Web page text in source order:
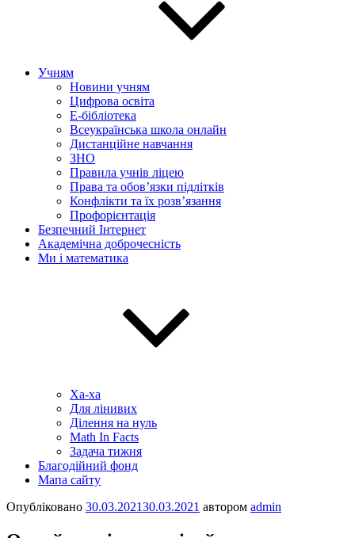
Учням
Новини учням
Цифрова освіта
E-бібліотека
Всеукраїнська школа онлайн
Дистанційне навчання
ЗНО
Правила учнів ліцею
Права та обов’язки підлітків
Конфлікти та їх розв’язання
Профорієнтація
Безпечний Інтернет
Академічна доброчесність
Ми і математика
Ха-ха
Для лінивих
Ділення на нуль
Math In Facts
Задача тижня
Благодійний фонд
Мапа сайту
Опубліковано 30.03.202130.03.2021 автором admin